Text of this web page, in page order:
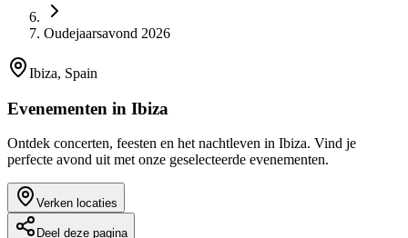
Oudejaarsavond 2026
Ibiza, Spain
Evenementen in Ibiza
Ontdek concerten, feesten en het nachtleven in Ibiza. Vind je
perfecte avond uit met onze geselecteerde evenementen.
Verken locaties
Deel deze pagina